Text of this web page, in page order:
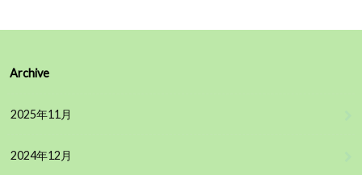
Archive
2025年11月
2024年12月